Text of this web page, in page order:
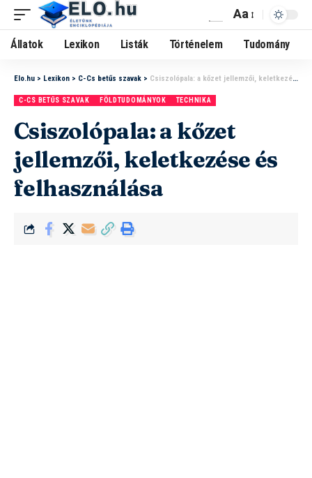
Aa
Állatok Lexikon Listák Történelem Tudomány
Elo.hu > Lexikon > C-Cs betűs szavak > Csiszolópala: a kőzet jellemzői, keletkezése és felhasználása
C-CS BETŰS SZAVAK FÖLDTUDOMÁNYOK TECHNIKA
Csiszolópala: a kőzet
jellemzői, keletkezése és
felhasználása